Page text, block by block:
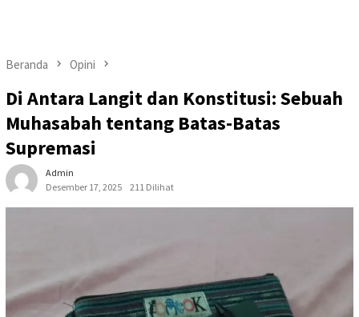
Beranda Opini
Di Antara Langit dan Konstitusi: Sebuah
Muhasabah tentang Batas-Batas
Supremasi
Admin
Desember 17, 2025
211 Dilihat